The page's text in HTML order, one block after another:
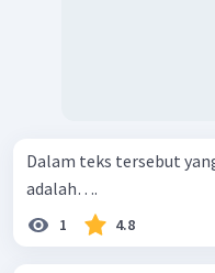
Dalam teks tersebut
adalah….
1 4.8